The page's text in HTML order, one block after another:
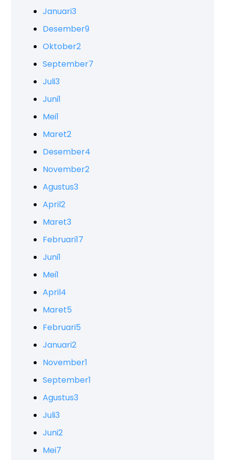
Januari3
Desember9
Oktober2
September7
Juli3
Juni1
Mei1
Maret2
Desember4
November2
Agustus3
April2
Maret3
Februari17
Juni1
Mei1
April4
Maret5
Februari5
Januari2
November1
September1
Agustus3
Juli3
Juni2
Mei7